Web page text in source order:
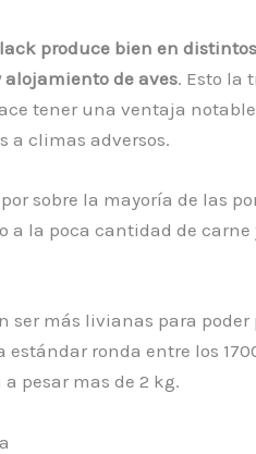
produce bien en
de aves. Esto la
tener una ventaja notable
a climas adversos.
sobre la mayoría de las
a la poca cantidad de
ser más livianas para
ronda entre los
pesar mas de 2 kg.